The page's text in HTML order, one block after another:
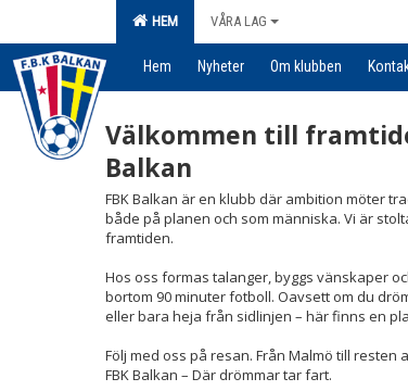
HEM VÅRA LAG
Hem Nyheter Om klubben
Välkommen till
Balkan
FBK Balkan är en klubb där ambition möter
både på planen och som människa. Vi är
framtiden.
Hos oss formas talanger, byggs vänskaper
bortom 90 minuter fotboll. Oavsett om du
eller bara heja från sidlinjen – här finns en
Följ med oss på resan. Från Malmö till resten
FBK Balkan – Där drömmar tar fart.